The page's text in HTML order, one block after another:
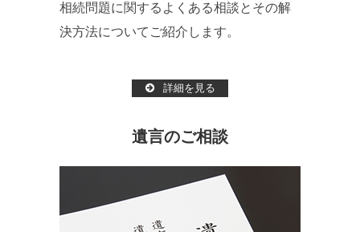
相続問題に関するよくある相談とその解
決方法についてご紹介します。
詳細を見る
遺言のご相談